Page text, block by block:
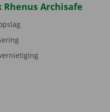
Rhenus Archisafe